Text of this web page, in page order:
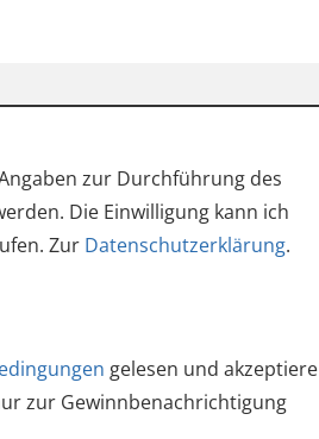
zur Durchführung des
Die Einwilligung kann ich
Zur Datenschutzerklärung.
gelesen und akzeptiere
zur Gewinnbenachrichtigung